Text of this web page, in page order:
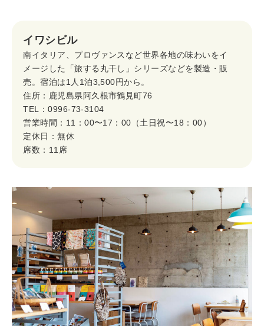
イワシビル
南イタリア、プロヴァンスなど世界各地の味わいをイ
メージした「旅する丸干し」シリーズなどを製造・販
売。宿泊は1人1泊3,500円から。
住所：鹿児島県阿久根市鶴見町76
TEL：0996-73-3104
営業時間：11：00〜17：00（土日祝〜18：00）
定休日：無休
席数：11席